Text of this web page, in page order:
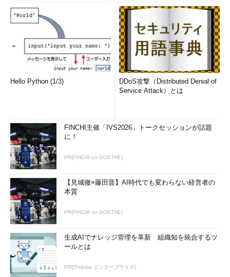
Hello Python (1/3)
DDoS攻撃（Distributed Denial of
Service Attack）とは
FINCHI主催「IVS2026」トークセッションが話題
に！
PR(FINCHI on GOETHE)
【見城徹×藤田晋】AI時代でも変わらない経営者の
本質
PR(FINCHI on GOETHE)
生成AIでナレッジ管理を革新 組織知を統合するツ
ールとは
PR(ITmedia エンタープライズ)